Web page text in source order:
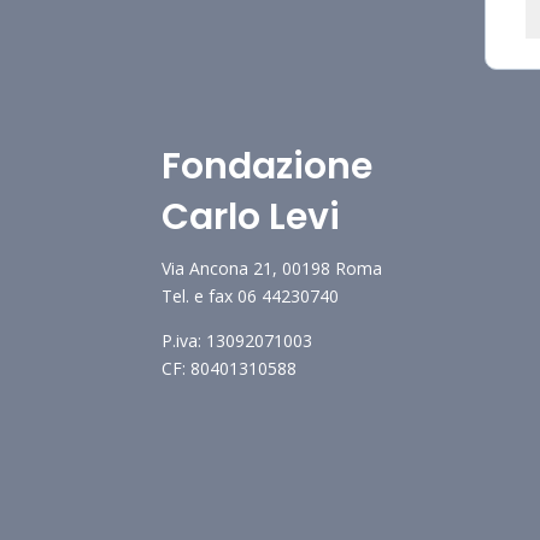
Fondazione
Carlo Levi
Via Ancona 21, 00198 Roma
Tel. e fax 06 44230740
P.iva: 13092071003
CF: 80401310588